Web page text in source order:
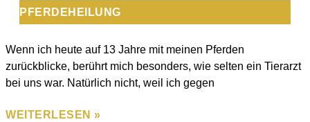
PFERDEHEILUNG
Wenn ich heute auf 13 Jahre mit meinen Pferden
zurückblicke, berührt mich besonders, wie selten ein Tierarzt
bei uns war. Natürlich nicht, weil ich gegen
WEITERLESEN »